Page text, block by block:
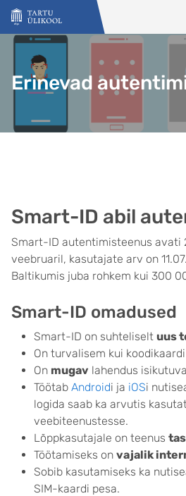
Liigu edasi põhisisu juurde
Erinevad
Smart-ID abil
Smart-ID autentimisteenus avati
veebruaril, kasutajate arv on
Baltikumis juba rohkem kui 300
Smart-ID omadused
Smart-ID on suhteliselt uus
On turvalisem kui
On mugav lahendus
Töötab Androidi ja iOSi
logida saab ka arvutis
veebiteenustesse.
Lõppkasutajale on teenus
Töötamiseks on vajalik
Sobib kasutamiseks ka
SIM-kaardi pesa.